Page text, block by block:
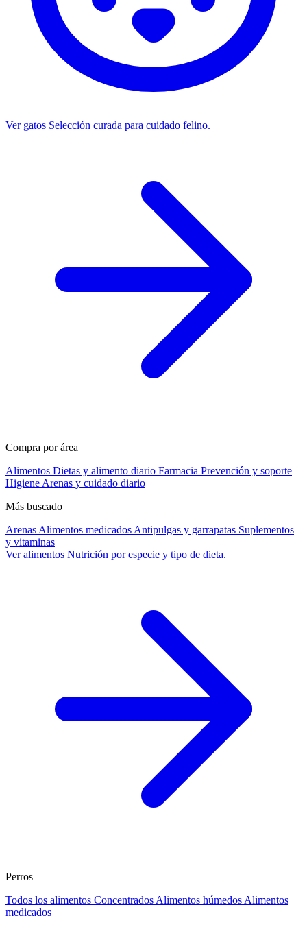
Ver gatos Selección curada para cuidado felino.
Compra por área
Alimentos Dietas y alimento diario Farmacia Prevención y soporte
Higiene Arenas y cuidado diario
Más buscado
Arenas Alimentos medicados Antipulgas y garrapatas Suplementos
y vitaminas
Ver alimentos Nutrición por especie y tipo de dieta.
Perros
Todos los alimentos Concentrados Alimentos húmedos Alimentos
medicados